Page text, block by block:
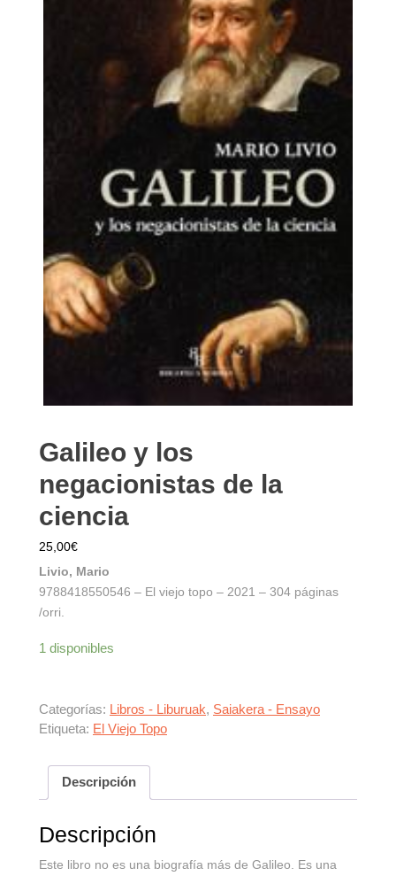
Galileo y los
negacionistas de la
ciencia
25,00€
Livio, Mario
9788418550546 – El viejo topo – 2021 – 304 páginas
/orri.
1 disponibles
Categorías: Libros - Liburuak, Saiakera - Ensayo
Etiqueta: El Viejo Topo
Descripción
Descripción
Este libro no es una biografía más de Galileo. Es una